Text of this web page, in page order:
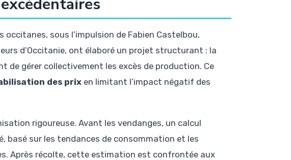
occitanes, sous l’impulsion de Fabien Castelbou,
d’Occitanie, ont élaboré un projet structurant : la
de gérer collectivement les excès de production. Ce
des prix en limitant l’impact négatif des
rigoureuse. Avant les vendanges, un calcul
basé sur les tendances de consommation et les
Après récolte, cette estimation est confrontée aux